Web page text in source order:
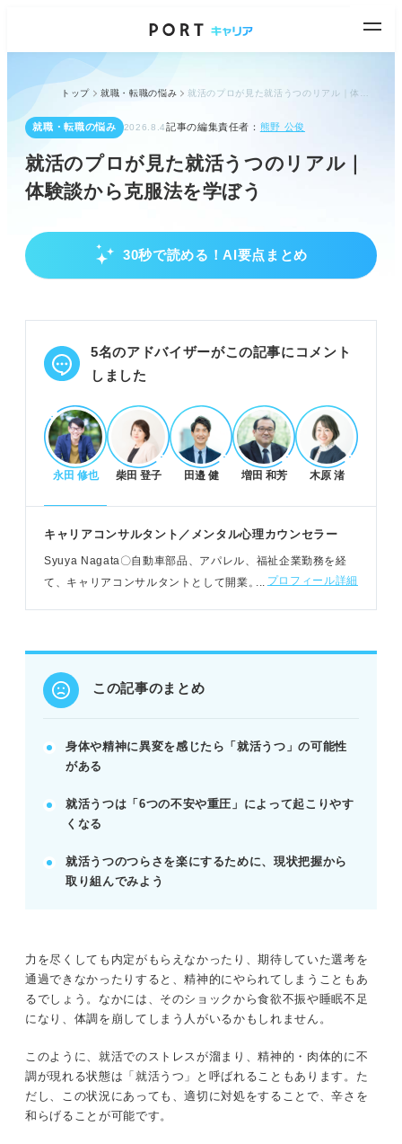
トップ 就職・転職の悩み
就職・転職の悩み 2026.8.4記事の編集責任者： 熊野 公俊
就活のプロが見た就活うつのリアル｜
体験談から克服法を学ぼう
30秒で読める！AI要点まとめ
就活うつのサインと主な原因
POINT：心身の不調を感じたら、まず原因を把握し
よう。
就活うつになりやすい人の特徴と克服法
真面目・完璧主義・頼れない人は要注意
他人の感情に敏感な人もストレスを抱えがち
POINT：不安は未来を見ている証拠、自分を肯定し
自信を持とう。
選考結果は改善点を見つけ、次へ活かす
今の状態に近いものは？ 就活生も経験した就
活うつのサイン
就活のプロ直伝！ 先輩就活生も実践したの就
活うつの克服法
学生の誰もが就活うつになる可能性があること
※AIの特性上、間違いが含まれている場合があります。記事本文
と併せてご確認ください。
5名のアドバイザーがこの記事にコメント
しました
永田 修也 柴田 登子 田邉 健 増田 和芳 木原 渚
キャリアコンサルタント／メンタル心理カウンセラー
Syuya Nagata〇自動車部品、アパレル、福祉企業勤務を経
て、キャリアコンサルタントとして開業。YouTubeやブログ
プロフィール詳細
この記事のまとめ
身体や精神に異変を感じたら「就活うつ」の可能性
がある
就活うつは「6つの不安や重圧」によって起こりやす
くなる
就活うつのつらさを楽にするために、現状把握から
取り組んでみよう
力を尽くしても内定がもらえなかったり、期待していた選考を
通過できなかったりすると、精神的にやられてしまうこともあ
るでしょう。なかには、そのショックから食欲不振や睡眠不足
になり、体調を崩してしまう人がいるかもしれません。
このように、就活でのストレスが溜まり、精神的・肉体的に不
調が現れる状態は「就活うつ」と呼ばれることもあります。た
だし、この状況にあっても、適切に対処をすることで、辛さを
和らげることが可能です。